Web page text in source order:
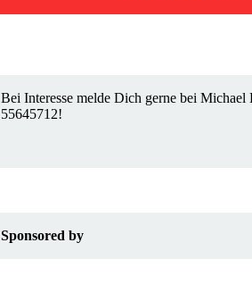
Bei Interesse melde Dich gerne bei Michael
55645712!
Sponsored by